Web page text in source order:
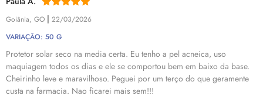
Goiânia, GO | 22/03/2026
VARIAÇÃO: 50 G
Protetor solar seco na media certa. Eu tenho a pel acneica, uso
maquiagem todos os dias e ele se comportou bem em baixo da base.
Cheirinho leve e maravilhoso. Peguei por um terço do que geramente
custa na farmacia. Nao ficarei mais sem!!!